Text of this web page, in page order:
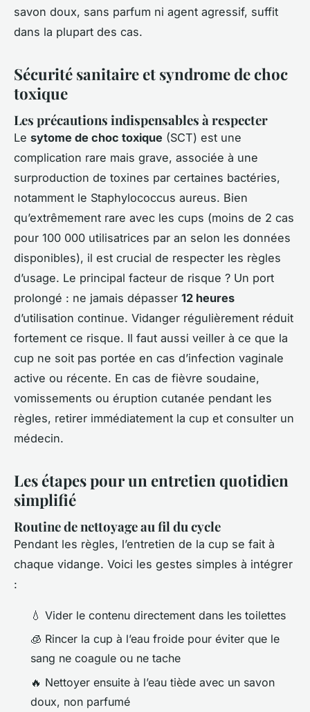
savon doux, sans parfum ni agent agressif, suffit
dans la plupart des cas.
Sécurité sanitaire et syndrome de choc
toxique
Les précautions indispensables à respecter
Le sytome de choc toxique (SCT) est une
complication rare mais grave, associée à une
surproduction de toxines par certaines bactéries,
notamment le Staphylococcus aureus. Bien
qu’extrêmement rare avec les cups (moins de 2 cas
pour 100 000 utilisatrices par an selon les données
disponibles), il est crucial de respecter les règles
d’usage. Le principal facteur de risque ? Un port
prolongé : ne jamais dépasser 12 heures
d’utilisation continue. Vidanger régulièrement réduit
fortement ce risque. Il faut aussi veiller à ce que la
cup ne soit pas portée en cas d’infection vaginale
active ou récente. En cas de fièvre soudaine,
vomissements ou éruption cutanée pendant les
règles, retirer immédiatement la cup et consulter un
médecin.
Les étapes pour un entretien quotidien
simplifié
Routine de nettoyage au fil du cycle
Pendant les règles, l’entretien de la cup se fait à
chaque vidange. Voici les gestes simples à intégrer
:
💧 Vider le contenu directement dans les toilettes
🧊 Rincer la cup à l’eau froide pour éviter que le
sang ne coagule ou ne tache
🔥 Nettoyer ensuite à l’eau tiède avec un savon
doux, non parfumé